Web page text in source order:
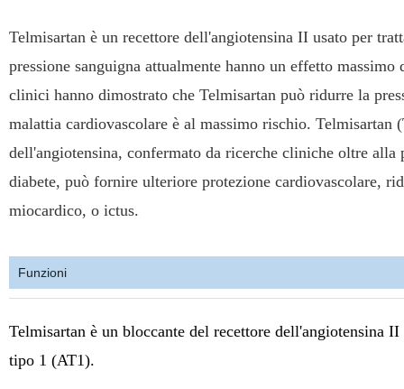
Telmisartan è un recettore dell'angiotensina II usato per
pressione sanguigna attualmente hanno un effetto
clinici hanno dimostrato che Telmisartan può ridurre la
malattia cardiovascolare è al massimo rischio.
dell'angiotensina, confermato da ricerche cliniche oltre
diabete, può fornire ulteriore protezione cardiovascolare,
miocardico, o ictus.
Funzioni
Telmisartan è un bloccante del recettore dell'angiotensina
tipo 1 (AT1).